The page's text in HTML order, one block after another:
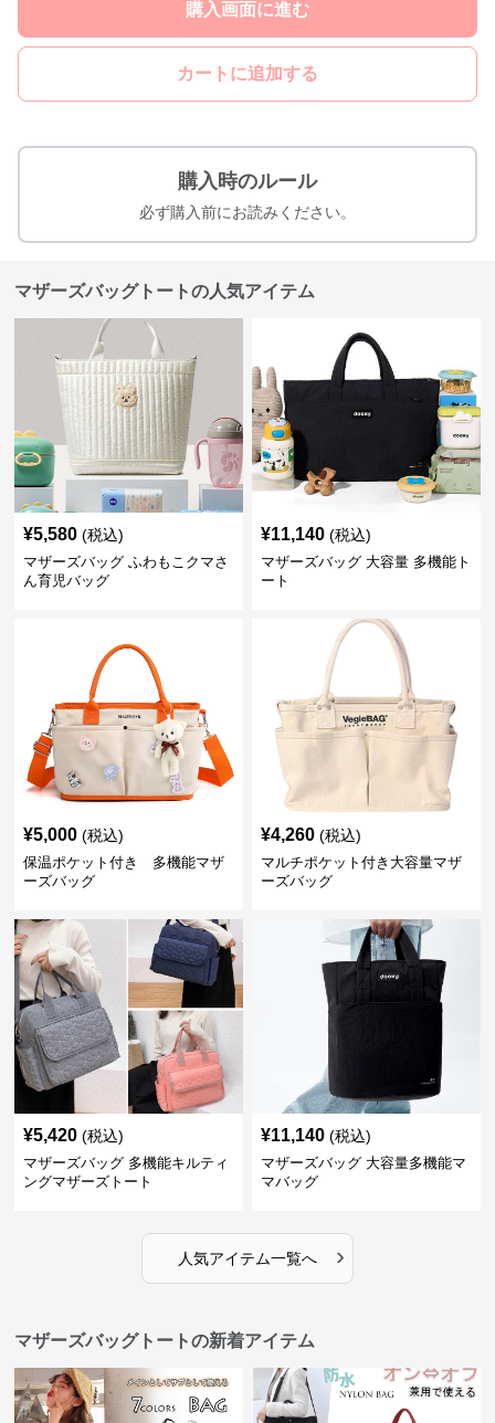
購入画面に進む
カートに追加する
購入時のルール
必ず購入前にお読みください。
マザーズバッグトートの人気アイテム
¥5,580 (税込)
マザーズバッグ ふわもこクマさ
ん育児バッグ
¥11,140 (税込)
マザーズバッグ 大容量 多機能ト
ート
¥5,000 (税込)
保温ポケット付き 多機能マザ
ーズバッグ
¥4,260 (税込)
マルチポケット付き大容量マザ
ーズバッグ
¥5,420 (税込)
マザーズバッグ 多機能キルティ
ングマザーズトート
¥11,140 (税込)
マザーズバッグ 大容量多機能マ
マバッグ
人気アイテム一覧へ ›
マザーズバッグトートの新着アイテム